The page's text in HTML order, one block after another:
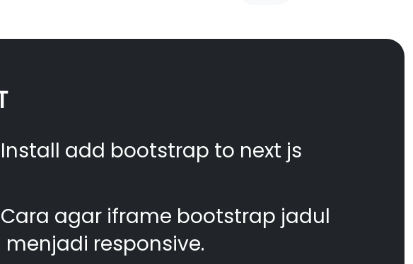
Install add bootstrap to next js
Cara agar iframe bootstrap jadul
responsive.